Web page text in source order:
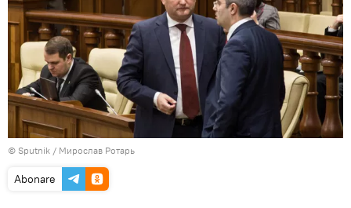
© Sputnik / Мирослав Ротарь
Abonare